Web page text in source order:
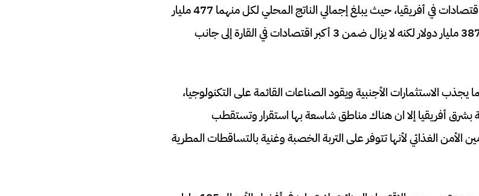
تحتل نيجيريا ومصر زمام المبادرة كأكبر اقتصادات في أفريقيا، حيث يبلغ إجمالي الناتج المحلي لكل منهما 477 مليار
دولار، تراجع الناتج الداخلي المصري إلى 387 مليار دولار لكنه لا يزال ضمن 3 أكبر اقتصادات في القارة إلى جانب
يجذب الاستثمارات الأجنبية ويقود الصناعات القائمة على التكنولوجيا،
بشرق أفريقيا إلا ان هناك مناطق شاسعة بها استقرار وتستقطب
الأمن الغذائي لأنها تتوفر على التربة الخصبة وغنية بالتساقطات المطرية